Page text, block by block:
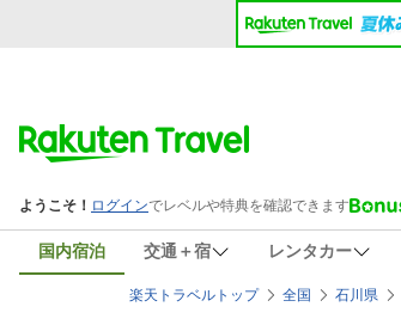
国内宿泊 交通＋宿 レンタカー
楽天トラベルトップ 全国 石川県